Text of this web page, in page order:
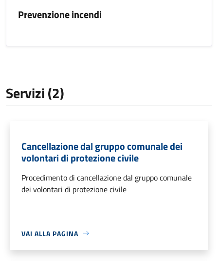
Prevenzione incendi
Servizi (2)
Cancellazione dal gruppo comunale dei
volontari di protezione civile
Procedimento di cancellazione dal gruppo comunale
dei volontari di protezione civile
VAI ALLA PAGINA